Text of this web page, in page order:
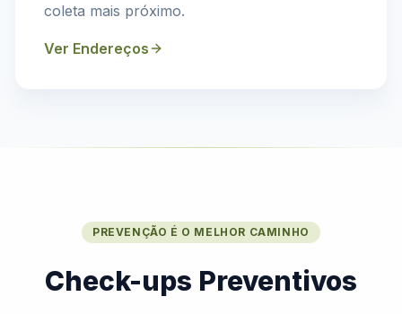
coleta mais próximo.
Ver Endereços
PREVENÇÃO É O MELHOR CAMINHO
Check-ups Preventivos